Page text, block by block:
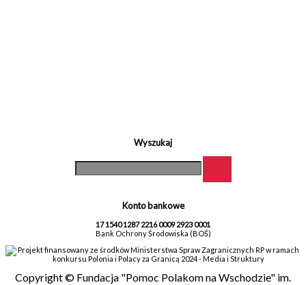
Wyszukaj
Konto bankowe
17 1540 1287 2216 0009 2923 0001
Bank Ochrony Środowiska (BOŚ)
Projekt finansowany ze środków Ministerstwa Spraw Zagranicznych RP w ramach
konkursu Polonia i Polacy za Granicą 2024 - Media i Struktury
Copyright © Fundacja "Pomoc Polakom na Wschodzie" im.